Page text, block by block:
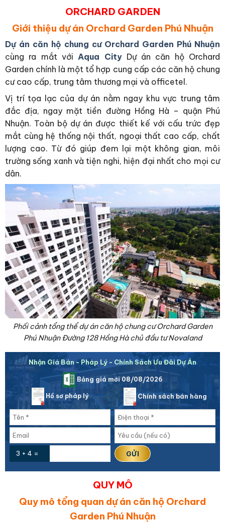
ORCHARD GARDEN
Giới thiệu dự án Orchard Garden Phú Nhuận
Dự án căn hộ chung cư Orchard Garden Phú Nhuận
cùng ra mắt vớiAqua City Dự án căn hộ Orchard
Garden chính là một tổ hợp cung cấp các căn hộ chung
cư cao cấp, trung tâm thương mại và officetel.
Vị trí tọa lạc của dự án nằm ngay khu vực trung tâm
đắc địa, ngay mặt tiền đường Hồng Hà – quận Phú
Nhuận. Toàn bộ dự án được thiết kế với cấu trức đẹp
mắt cùng hệ thống nội thất, ngoại thất cao cấp, chất
lượng cao. Từ đó giúp đem lại một không gian, môi
trường sống xanh và tiện nghi, hiện đại nhất cho mọi cư
dân.
Phối cảnh tổng thể dự án căn hộ chung cư Orchard Garden
Phú Nhuận Đường 128 Hồng Hà chủ đầu tư Novaland
Nhận Giá Bán - Pháp Lý - Chính Sách Ưu Đãi Dự Án
Bảng giá mới 08/08/2026
Hồ sơ pháp lý Chính sách bán hàng
3 + 4 =
QUY MÔ
Quy mô tổng quan dự án căn hộ Orchard
Garden Phú Nhuận